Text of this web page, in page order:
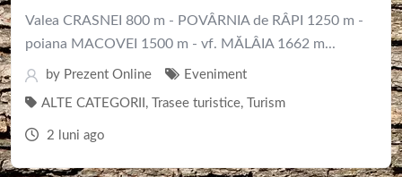
Valea CRASNEI 800 m - POVÂRNIA de RÂPI 1250 m -
poiana MACOVEI 1500 m - vf. MĂLÂIA 1662 m...
by Prezent Online Eveniment
ALTE CATEGORII , Trasee turistice, Turism
2 luni ago